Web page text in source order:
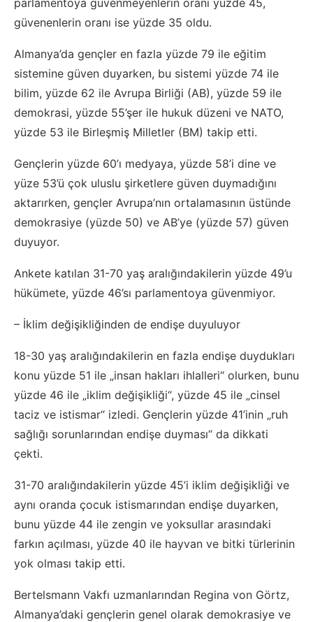
parlamentoya güvenmeyenlerin oranı yüzde 45,
güvenenlerin oranı ise yüzde 35 oldu.
Almanya’da gençler en fazla yüzde 79 ile eğitim
sistemine güven duyarken, bu sistemi yüzde 74 ile
bilim, yüzde 62 ile Avrupa Birliği (AB), yüzde 59 ile
demokrasi, yüzde 55’şer ile hukuk düzeni ve NATO,
yüzde 53 ile Birleşmiş Milletler (BM) takip etti.
Gençlerin yüzde 60’ı medyaya, yüzde 58’i dine ve
yüze 53’ü çok uluslu şirketlere güven duymadığını
aktarırken, gençler Avrupa’nın ortalamasının üstünde
demokrasiye (yüzde 50) ve AB’ye (yüzde 57) güven
duyuyor.
Ankete katılan 31-70 yaş aralığındakilerin yüzde 49’u
hükümete, yüzde 46’sı parlamentoya güvenmiyor.
– İklim değişikliğinden de endişe duyuluyor
18-30 yaş aralığındakilerin en fazla endişe duydukları
konu yüzde 51 ile „insan hakları ihlalleri“ olurken, bunu
yüzde 46 ile „iklim değişikliği“, yüzde 45 ile „cinsel
taciz ve istismar“ izledi. Gençlerin yüzde 41’inin „ruh
sağlığı sorunlarından endişe duyması“ da dikkati
çekti.
31-70 aralığındakilerin yüzde 45’i iklim değişikliği ve
aynı oranda çocuk istismarından endişe duyarken,
bunu yüzde 44 ile zengin ve yoksullar arasındaki
farkın açılması, yüzde 40 ile hayvan ve bitki türlerinin
yok olması takip etti.
Bertelsmann Vakfı uzmanlarından Regina von Görtz,
Almanya’daki gençlerin genel olarak demokrasiye ve